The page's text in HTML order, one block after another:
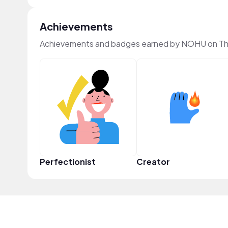
Achievements
Achievements and badges earned by NOHU on
Perfectionist Creator